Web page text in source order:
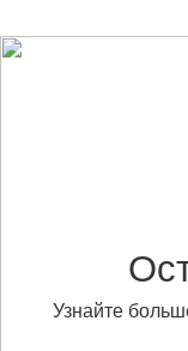
Узнайте